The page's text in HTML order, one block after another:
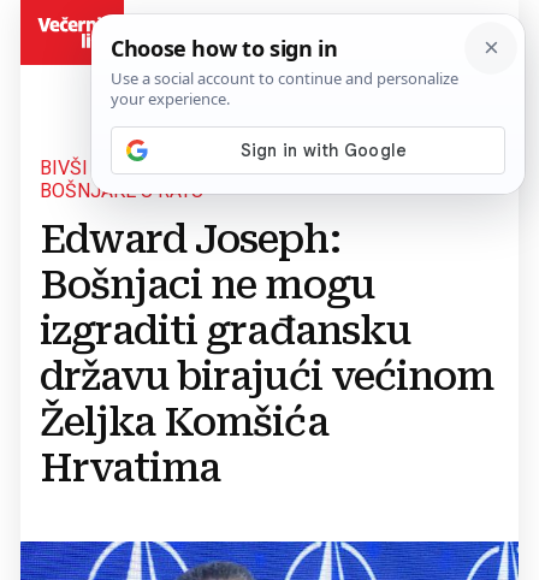
BIVŠI AMERIČKI DIPLOMAT KOJI JE SPAŠAVAO
BOŠNJAKE U RATU
Edward Joseph:
Bošnjaci ne mogu
izgraditi građansku
državu birajući većinom
Željka Komšića
Hrvatima